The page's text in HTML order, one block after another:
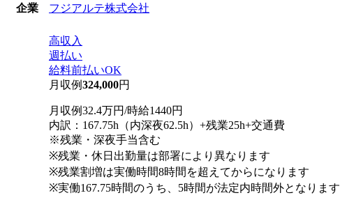
企業 フジアルテ株式会社
高収入
週払い
給料前払いOK
月収例324,000円
月収例32.4万円/時給1440円
内訳：167.75h（内深夜62.5h）+残業25h+交通費
※残業・深夜手当含む
※残業・休日出勤量は部署により異なります
※残業割増は実働時間8時間を超えてからになります
※実働167.75時間のうち、5時間が法定内時間外となります